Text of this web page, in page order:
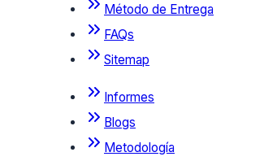
Método de Entrega
FAQs
Sitemap
Informes
Blogs
Metodología